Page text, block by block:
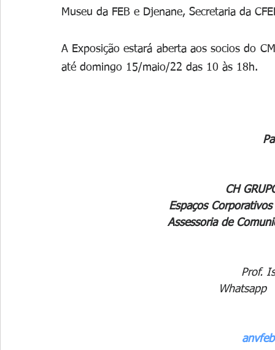
Museu da FEB e Djenane, Secretaria da
A Exposição estará aberta aos socios do
até domingo 15/maio/22 das 10 às 18h.
CH
Espaços
Assessoria de
Prof.
Whatsapp